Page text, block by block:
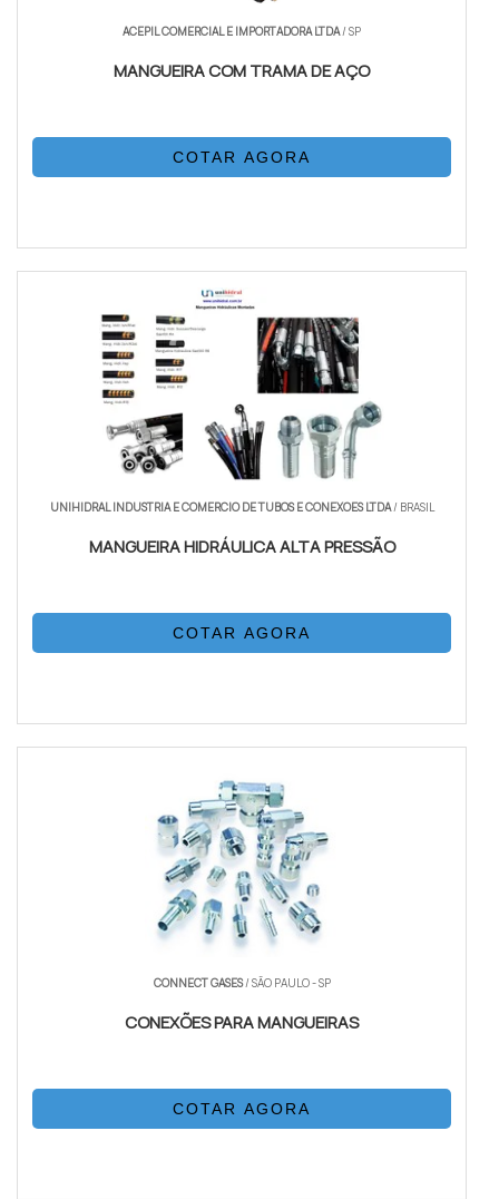
ACEPIL COMERCIAL E IMPORTADORA LTDA/ SP
MANGUEIRA COM TRAMA DE AÇO
COTAR AGORA
UNIHIDRAL INDUSTRIA E COMERCIO DE TUBOS E CONEXOES LTDA/ BRASIL
MANGUEIRA HIDRÁULICA ALTA PRESSÃO
COTAR AGORA
CONNECT GASES/ SÃO PAULO - SP
CONEXÕES PARA MANGUEIRAS
COTAR AGORA